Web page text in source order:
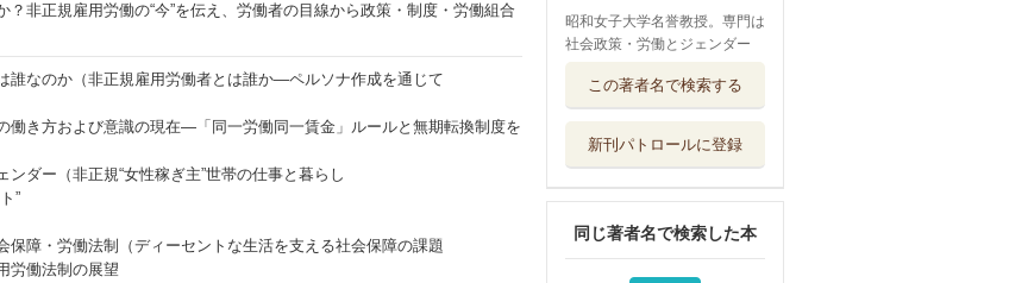
？非正規雇用労働の“今”を伝え、労働者の目線から政策・制度・労働組合
なのか（非正規雇用労働者とは誰か―ペルソナ作成を通じて
働き方および意識の現在―「同一労働同一賃金」ルールと無期転換制度を
ダー（非正規“女性稼ぎ主”世帯の仕事と暮らし
”
障・労働法制（ディーセントな生活を支える社会保障の課題
労働法制の展望
昭和女子大学名誉教授。専門は
社会政策・労働とジェンダー
この著者名で検索する
新刊パトロールに登録
同じ著者名で検索した本
有斐閣
クミジョを考える
日本の法
日本評論社